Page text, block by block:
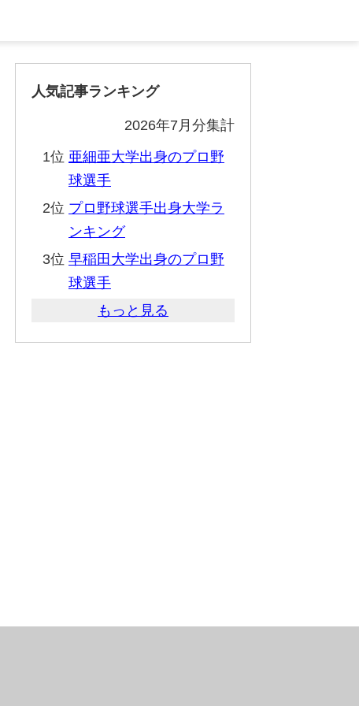
人気記事ランキング
2026年7月分集計
1位 亜細亜大学出身のプロ野
球選手
2位 プロ野球選手出身大学ラ
ンキング
3位 早稲田大学出身のプロ野
球選手
もっと見る